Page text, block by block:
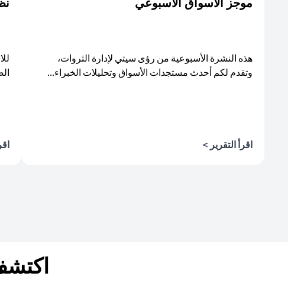
هذه النشرة الأسبوعية من رؤى سيتي لإدارة الثروات،
وتقدم لكم أحدث مستجدات الأسواق وتحليلات الخبراء...
اقرأ التقرير >